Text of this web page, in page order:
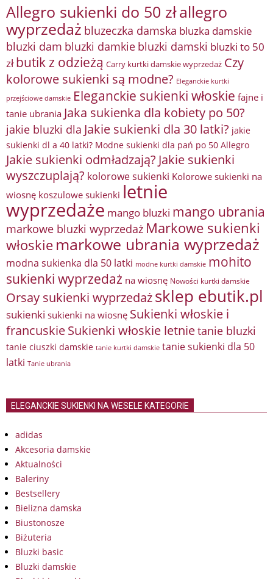
Allegro sukienki do 50 złallegro
wyprzedaż bluzeczka damska bluzka damskie
bluzki dam bluzki damkie bluzki damski bluzki to 50
zł butik z odzieżą Carry kurtki damskie wyprzedaż Czy
kolorowe sukienki są modne? Eleganckie kurtki
przejściowe damskie Eleganckie sukienki włoskie fajne i
tanie ubrania Jaka sukienka dla kobiety po 50?
jakie bluzki dla Jakie sukienki dla 30 latki? jakie
sukienki dl a 40 latki? Modne sukienki dla pań po 50 Allegro
Jakie sukienki odmładzają? Jakie sukienki
wyszczuplają? kolorowe sukienki Kolorowe sukienki na
wiosnę koszulowe sukienki letnie
wyprzedaże mango bluzki mango ubrania
markowe bluzki wyprzedaż Markowe sukienki
włoskie markowe ubrania wyprzedaż
modna sukienka dla 50 latki modne kurtki damskie mohito
sukienki wyprzedaż na wiosnę Nowości kurtki damskie
Orsay sukienki wyprzedażsklep ebutik.pl
sukienki sukienki na wiosnę Sukienki włoskie i
francuskieSukienki włoskie letnietanie bluzki
tanie ciuszki damskie tanie kurtki damskie tanie sukienki dla 50
latki Tanie ubrania
ELEGANCKIE SUKIENKI NA WESELE KATEGORIE
adidas
Akcesoria damskie
Aktualności
Baleriny
Bestsellery
Bielizna damska
Biustonosze
Biżuteria
Bluzki basic
Bluzki damskie